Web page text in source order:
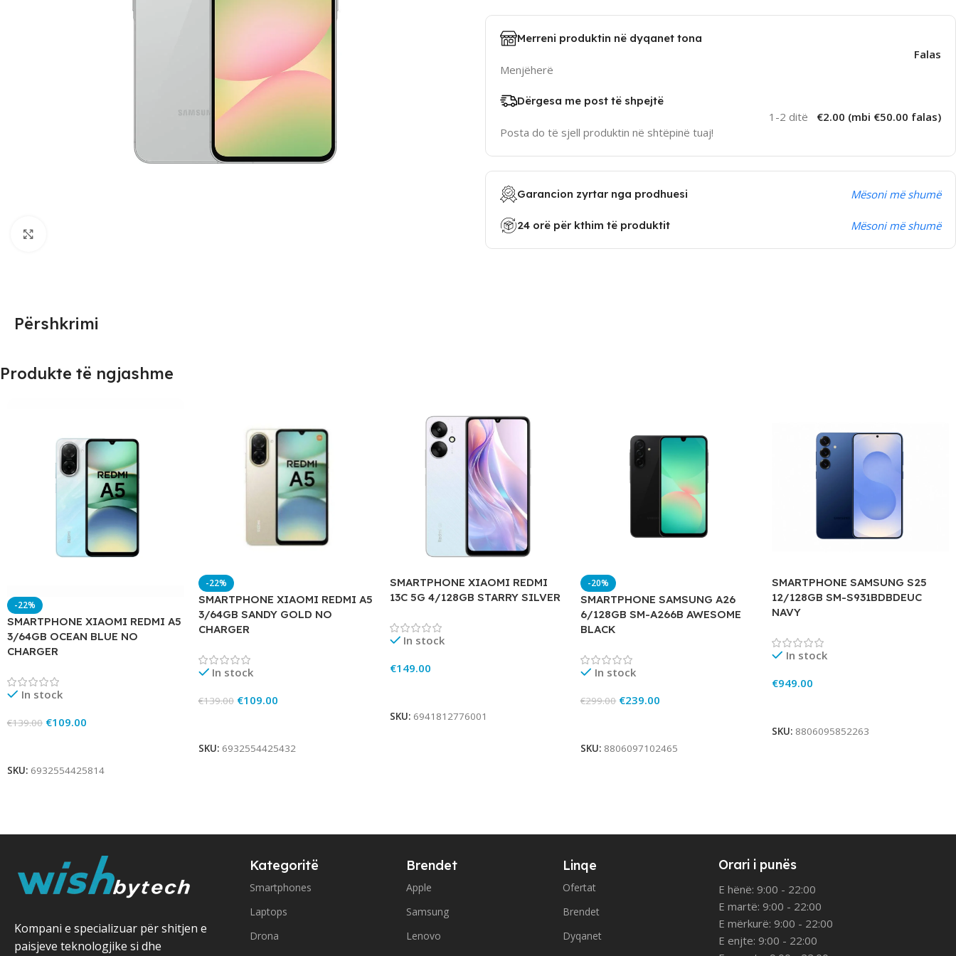
Merreni produktin në dyqanet tona
Menjëherë
Falas
Dërgesa me post të shpejtë
Posta do të sjell produktin në shtëpinë tuaj!
1-2 ditë €2.00 (mbi €50.00 falas)
Garancion zyrtar nga prodhuesi Mësoni më shumë
24 orë për kthim të produktit Mësoni më shumë
Përshkrimi
Produkte të ngjashme
-22%
SMARTPHONE XIAOMI REDMI A5
3/64GB OCEAN BLUE NO
CHARGER
In stock
€139.00 €109.00
SKU: 6932554425814
-22%
SMARTPHONE XIAOMI REDMI A5
3/64GB SANDY GOLD NO
CHARGER
In stock
€139.00 €109.00
SKU: 6932554425432
SMARTPHONE XIAOMI REDMI
13C 5G 4/128GB STARRY SILVER
In stock
€149.00
SKU: 6941812776001
-20%
SMARTPHONE SAMSUNG A26
6/128GB SM-A266B AWESOME
BLACK
In stock
€299.00 €239.00
SKU: 8806097102465
SMARTPHONE SAMSUNG S25
12/128GB SM-S931BDBDEUC
NAVY
In stock
€949.00
SKU: 8806095852263
Kompani e specializuar për shitjen e
paisjeve teknologjike si dhe
Kategoritë
Smartphones
Laptops
Drona
Brendet
Apple
Samsung
Lenovo
Linqe
Ofertat
Brendet
Dyqanet
Orari i punës
E hënë: 9:00 - 22:00
E martë: 9:00 - 22:00
E mërkurë: 9:00 - 22:00
E enjte: 9:00 - 22:00